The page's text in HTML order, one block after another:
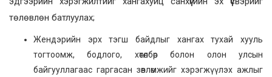
төлөвлөн батлуулах;
Жендэрийн эрх тэгш байдлыг хангах тухай хууль
тогтоомж, бодлого, хөтөлбөр болон олон улсын
байгууллагаас гаргасан зөвлөмжийг хэрэгжүүлэх ажлыг